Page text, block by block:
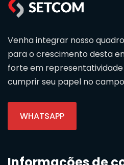
Venha integrar nosso
para o crescimento desta
forte em
cumprir seu papel no
WHATSAPP